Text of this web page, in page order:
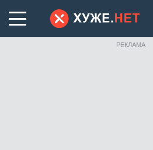
РЕКЛАМА